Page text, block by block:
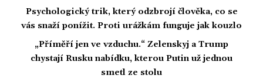
Psychologický trik, který odzbrojí člověka, co se
vás snaží ponížit. Proti urážkám funguje jak kouzlo
„Příměří jen ve vzduchu.“ Zelenskyj a Trump
chystají Rusku nabídku, kterou Putin už jednou
smetl ze stolu